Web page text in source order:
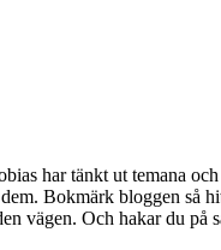
har tänkt ut temana
Bokmärk bloggen så
vägen. Och hakar du